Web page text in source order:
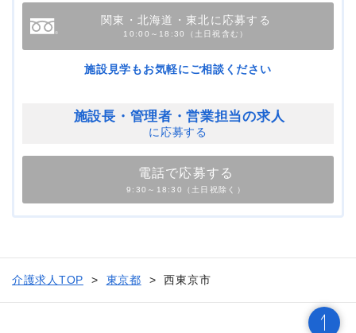
関東・北海道・東北に応募する
10:00～18:30（土日祝含む）
施設見学もお気軽にご相談ください
施設長・管理者・営業担当の求人
に応募する
電話で応募する
9:30～18:30（土日祝除く）
介護求人TOP 東京都 西東京市